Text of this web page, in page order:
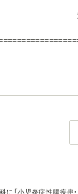
大膀胱短
吸収障害（
に「小児炎症性腸疾患